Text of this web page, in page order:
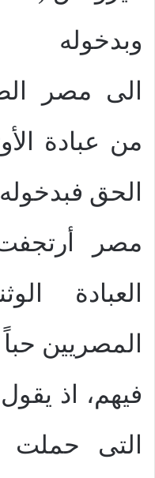
وبدخوله
الى مصر
من عبادة
الحق
مصر أرتجفت
العبادة
المصريين
فيهم، اذ
التى